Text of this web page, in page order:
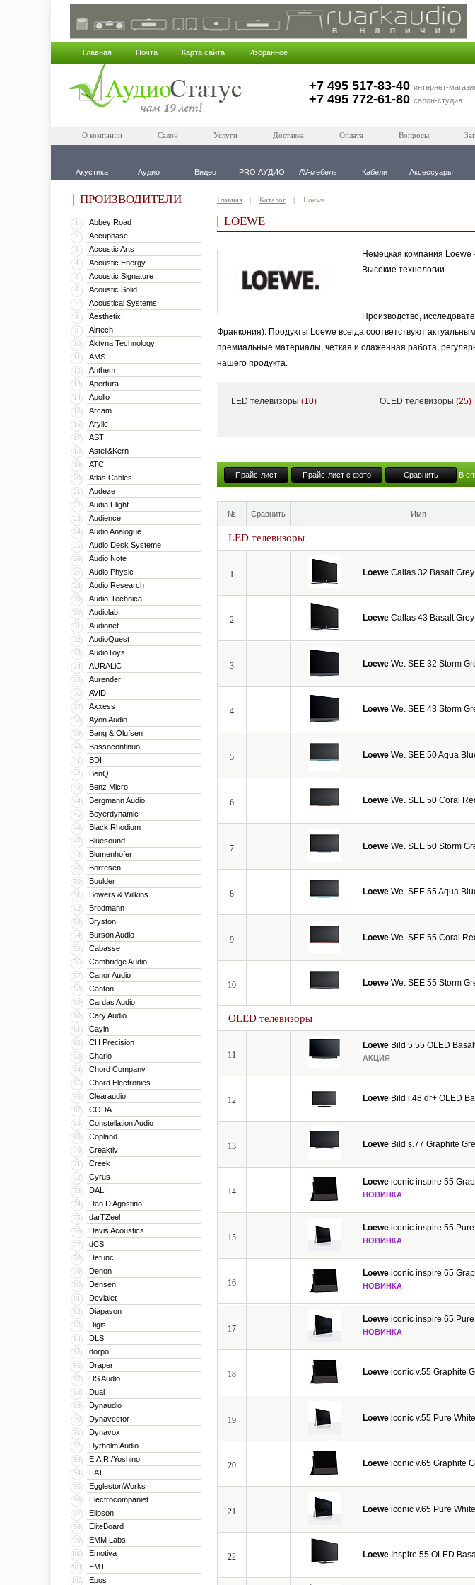
Главная Почта Карта сайта Избранное
+7 495 517-83-40 интернет-
+7 495 772-61-80 салон-студия
О компании Салон Услуги Доставка Оплата Вопросы
Акустика Аудио Видео PRO АУДИО AV-мебель Кабели Аксессуары
ПРОИЗВОДИТЕЛИ
1 Abbey Road
2 Accuphase
3 Accustic Arts
4 Acoustic Energy
5 Acoustic Signature
6 Acoustic Solid
7 Acoustical Systems
8 Aesthetix
9 Airtech
10 Aktyna Technology
11 AMS
12 Anthem
13 Apertura
14 Apollo
15 Arcam
16 Arylic
17 AST
18 Astell&Kern
19 ATC
20 Atlas Cables
21 Audeze
22 Audia Flight
23 Audience
24 Audio Analogue
25 Audio Desk Systeme
26 Audio Note
27 Audio Physic
28 Audio Research
29 Audio-Technica
30 Audiolab
31 Audionet
32 AudioQuest
33 AudioToys
34 AURALiC
35 Aurender
36 AVID
37 Axxess
38 Ayon Audio
39 Bang & Olufsen
40 Bassocontinuo
41 BDI
42 BenQ
43 Benz Micro
44 Bergmann Audio
45 Beyerdynamic
46 Black Rhodium
47 Bluesound
48 Blumenhofer
49 Borresen
50 Boulder
51 Bowers & Wilkins
52 Brodmann
53 Bryston
54 Burson Audio
55 Cabasse
56 Cambridge Audio
57 Canor Audio
58 Canton
59 Cardas Audio
60 Cary Audio
61 Cayin
62 CH Precision
63 Chario
64 Chord Company
65 Chord Electronics
66 Clearaudio
67 CODA
68 Constellation Audio
69 Copland
70 Creaktiv
71 Creek
72 Cyrus
73 DALI
74 Dan D’Agostino
75 darTZeel
76 Davis Acoustics
77 dCS
78 Defunc
79 Denon
80 Densen
81 Devialet
82 Diapason
83 Digis
84 DLS
85 dorpo
86 Draper
87 DS Audio
88 Dual
89 Dynaudio
90 Dynavector
91 Dynavox
92 Dyrholm Audio
93 E.A.R./Yoshino
94 EAT
95 EgglestonWorks
96 Electrocompaniet
97 Elipson
98 EliteBoard
99 EMM Labs
100 Emotiva
101 EMT
102 Epos
Главная Каталог Loewe
LOEWE
Немецкая компания Loewe
Высокие технологии
Производство,
Франкония). Продукты Loewe всегда соответствуют
премиальные материалы, четкая и слаженная работа,
нашего продукта.
Успех Loewe — это комбинация высоких технологий, дизайна,
Всю свою более чем 90-летнюю историю компания Loewe
расположены в городе Кронах Верхней Франконии.
специализированном предприятии в городе Кронах.
Германии».
Loewe находит партнеров, обеспечивающих высочайшее
процесс производства, проверяя качество продукции.
LED телевизоры (10) OLED телевизоры (25)
Прайс-лист Прайс-лист с фото Сравнить В
№ Сравнить Имя
LED телевизоры
1 Loewe Callas 32 Basalt Grey
2 Loewe Callas 43 Basalt Grey
3 Loewe We. SEE 32 Storm
4 Loewe We. SEE 43 Storm
5 Loewe We. SEE 50 Aqua
6 Loewe We. SEE 50 Coral
7 Loewe We. SEE 50 Storm
8 Loewe We. SEE 55 Aqua
9 Loewe We. SEE 55 Coral
10 Loewe We. SEE 55 Storm
OLED телевизоры
11
Loewe Bild 5.55 OLED
АКЦИЯ
12 Loewe Bild i.48 dr+ OLED
13 Loewe Bild s.77 Graphite
14
Loewe iconic inspire 55
НОВИНКА
15
Loewe iconic inspire 55
НОВИНКА
16
Loewe iconic inspire 65
НОВИНКА
17
Loewe iconic inspire 65
НОВИНКА
18 Loewe iconic v.55 Graphite
19 Loewe iconic v.55 Pure White
20 Loewe iconic v.65 Graphite
21 Loewe iconic v.65 Pure White
22 Loewe Inspire 55 OLED